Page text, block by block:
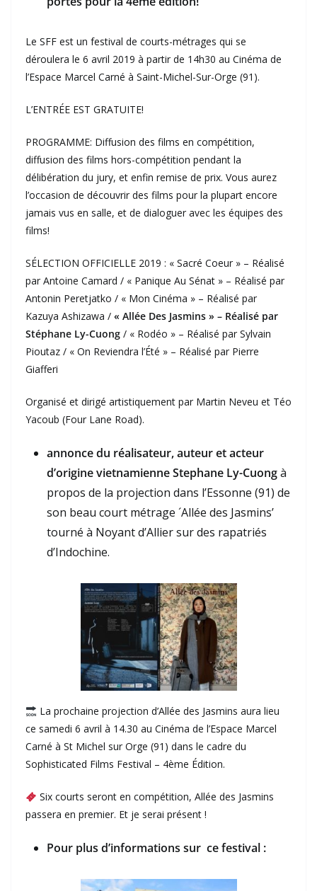
Le SFF est un festival de courts-métrages qui se
déroulera le 6 avril 2019 à partir de 14h30 au Cinéma de
l’Espace Marcel Carné à Saint-Michel-Sur-Orge (91).
L’ENTRÉE EST GRATUITE!
PROGRAMME: Diffusion des films en compétition,
diffusion des films hors-compétition pendant la
délibération du jury, et enfin remise de prix. Vous aurez
l’occasion de découvrir des films pour la plupart encore
jamais vus en salle, et de dialoguer avec les équipes des
films!
SÉLECTION OFFICIELLE 2019 : « Sacré Coeur » – Réalisé
par Antoine Camard / « Panique Au Sénat » – Réalisé par
Antonin Peretjatko / « Mon Cinéma » – Réalisé par
Kazuya Ashizawa / « Allée Des Jasmins » – Réalisé par
Stéphane Ly-Cuong / « Rodéo » – Réalisé par Sylvain
Pioutaz / « On Reviendra l’Été » – Réalisé par Pierre
Giafferi
Organisé et dirigé artistiquement par Martin Neveu et Téo
Yacoub (Four Lane Road).
annonce du réalisateur, auteur et acteur
d’origine vietnamienne Stephane Ly-Cuongà
propos de la projection dans l’Essonne (91) de
son beau court métrage ´Allée des Jasmins’
tourné à Noyant d’Allier sur des rapatriés
d’Indochine.
La prochaine projection d’Allée des Jasmins aura lieu
ce samedi 6 avril à 14.30 au Cinéma de l’Espace Marcel
Carné à St Michel sur Orge (91) dans le cadre du
Sophisticated Films Festival – 4ème Édition.
Six courts seront en compétition, Allée des Jasmins
passera en premier. Et je serai présent !
Pour plus d’informations sur ce festival :